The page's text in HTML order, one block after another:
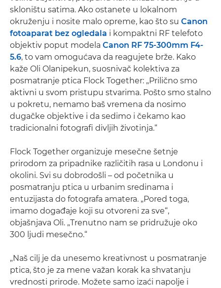
skloništu satima. Ako ostanete u lokalnom
okruženju i nosite malo opreme, kao što su Canon
fotoaparat bez ogledala i kompaktni RF telefoto
objektiv poput modela Canon RF 75-300mm F4-
5.6, to vam omogućava da reagujete brže. Kako
kaže Oli Olanipekun, suosnivač kolektiva za
posmatranje ptica Flock Together: „Prilično smo
aktivni u svom pristupu stvarima. Pošto smo stalno
u pokretu, nemamo baš vremena da nosimo
dugačke objektive i da sedimo i čekamo kao
tradicionalni fotografi divljih životinja.“
Flock Together organizuje mesečne šetnje
prirodom za pripadnike različitih rasa u Londonu i
okolini. Svi su dobrodošli – od početnika u
posmatranju ptica u urbanim sredinama i
entuzijasta do fotografa amatera. „Pored toga,
imamo događaje koji su otvoreni za sve“,
objašnjava Oli. „Trenutno nam se pridružuje oko
300 ljudi mesečno.“
„Naš cilj je da unesemo kreativnost u posmatranje
ptica, što je za mene važan korak ka shvatanju
vrednosti prirode. Možete samo izaći napolje i